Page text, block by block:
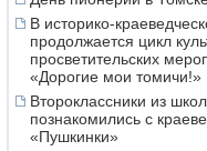
В историко-
продолжается цикл
просветительских
«Дорогие мои томичи!»
Второклассники из
познакомились с
«Пушкинки»